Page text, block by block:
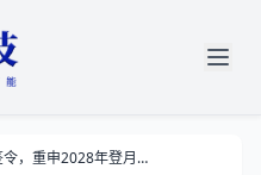
特朗普签令，重申2028年登月目标